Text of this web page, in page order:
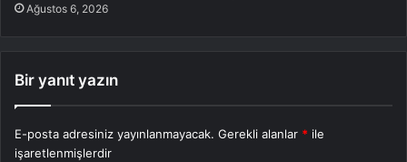
Ağustos 6, 2026
Bir yanıt yazın
E-posta adresiniz yayınlanmayacak. Gerekli alanlar * ile
işaretlenmişlerdir